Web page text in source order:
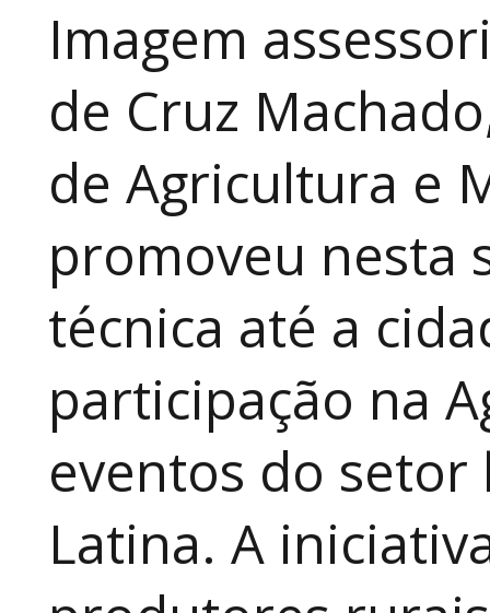
Imagem
de Cruz
de Agricultura e
promoveu nesta
técnica até a
participação na
eventos do
Latina. A